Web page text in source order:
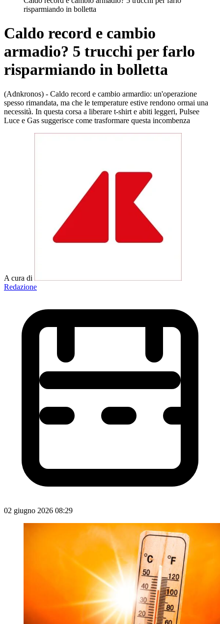
risparmiando in bolletta
Caldo record e cambio
armadio? 5 trucchi per farlo
risparmiando in bolletta
(Adnkronos) - Caldo record e cambio armardio: un'operazione
spesso rimandata, ma che le temperature estive rendono ormai una
necessità. In questa corsa a liberare t-shirt e abiti leggeri, Pulsee
Luce e Gas suggerisce come trasformare questa incombenza
A cura di
Redazione
02 giugno 2026 08:29